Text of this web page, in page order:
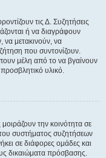
τις Δ. Συζητήσεις
ή να διαγράφουν
να μετακινούν, να
που συντονίζουν.
μέλη από το να βγαίνουν
υλικό.
την κοινότητα σε
του συστήματος συζητήσεων
σε διάφορες ομάδες και
δικαιώματα πρόσβασης.